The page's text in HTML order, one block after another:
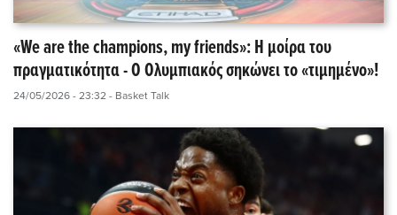
«We are the champions, my friends»: Η μοίρα του
πραγματικότητα - Ο Ολυμπιακός σηκώνει το «τιμημένο»!
24/05/2026 - 23:32 - Basket Talk